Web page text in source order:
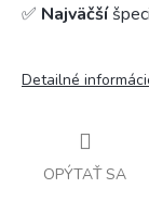
✅ Najväčší
Detailné
OPÝTAŤ SA